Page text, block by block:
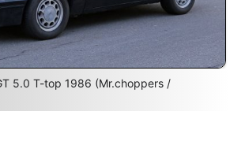
5.0 T-top 1986 (Mr.choppers /